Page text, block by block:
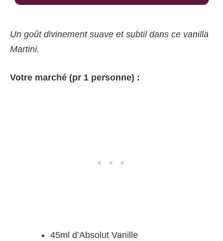
Un goût divinement suave et subtil dans ce vanilla
Martini.
Votre marché (pr 1 personne) :
45ml d’Absolut Vanille